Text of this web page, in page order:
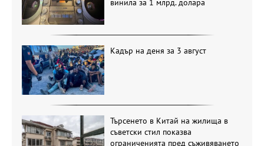
винила за 1 млрд. долара
Кадър на деня за 3 август
Търсенето в Китай на жилища в
съветски стил показва
ограниченията пред съживяването